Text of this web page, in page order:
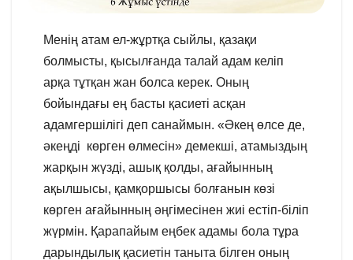
Менің атам ел-жұртқа сыйлы, қазақи
болмысты, қысылғанда талай адам келіп
арқа тұтқан жан болса керек. Оның
бойындағы ең басты қасиеті асқан
адамгершілігі деп санаймын. «Әкең өлсе де,
әкеңді көрген өлмесін» демекші, атамыздың
жарқын жүзді, ашық қолды, ағайынның
ақылшысы, қамқоршысы болғанын көзі
көрген ағайынның әңгімесінен жиі естіп-біліп
жүрмін. Қарапайым еңбек адамы бола тұра
дарындылық қасиетін таныта білген оның